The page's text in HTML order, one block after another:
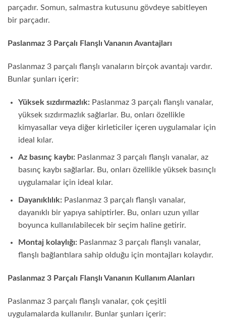
parçadır. Somun, salmastra kutusunu gövdeye sabitleyen
bir parçadır.
Paslanmaz 3 Parçalı Flanşlı Vananın Avantajları
Paslanmaz 3 parçalı flanşlı vanaların birçok avantajı vardır.
Bunlar şunları içerir:
Yüksek sızdırmazlık:Paslanmaz 3 parçalı flanşlı vanalar,
yüksek sızdırmazlık sağlarlar. Bu, onları özellikle
kimyasallar veya diğer kirleticiler içeren uygulamalar için
ideal kılar.
Az basınç kaybı:Paslanmaz 3 parçalı flanşlı vanalar, az
basınç kaybı sağlarlar. Bu, onları özellikle yüksek basınçlı
uygulamalar için ideal kılar.
Dayanıklılık:Paslanmaz 3 parçalı flanşlı vanalar,
dayanıklı bir yapıya sahiptirler. Bu, onları uzun yıllar
boyunca kullanılabilecek bir seçim haline getirir.
Montaj kolaylığı:Paslanmaz 3 parçalı flanşlı vanalar,
flanşlı bağlantılara sahip olduğu için montajları kolaydır.
Paslanmaz 3 Parçalı Flanşlı Vananın Kullanım Alanları
Paslanmaz 3 parçalı flanşlı vanalar, çok çeşitli
uygulamalarda kullanılır. Bunlar şunları içerir: